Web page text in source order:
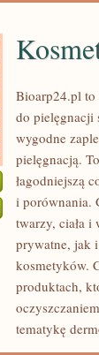
KOSMETYKI
ZERO
WASTE
Bioarp24.pl to
do pielęgnacji
wygodne
pielęgnacją.
łagodniejszą
i porównania.
twarzy, ciała i
prywatne, jak
kosmetyków.
produktach,
tematykę